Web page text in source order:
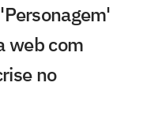
web com
no